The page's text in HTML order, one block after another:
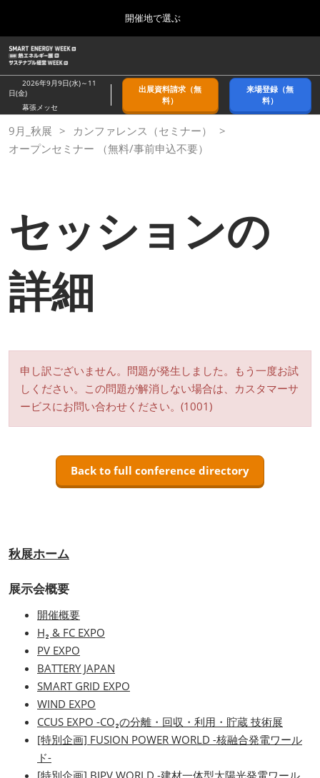
ッ
プ
し
て
進
む
to
close
the
menu.
開催地で選ぶ
幕張メッセ/Makuhari Messe, Japan
2026年09月09日
幕張メッセ/Makuhari Messe, Japan
インテックス大阪/INTEX Osaka
3月_春展
ー
バ
ル
ナ
ビ
ゲ
ー
り
た
2026年9月9日(水)～11
日(金)
幕張メッセ
出展資料請求（無
料）
来場登録（無
料）
9月_秋展
カンファレンス（セミナー）
オープンセミナー （無料/事前申込不要）
セッションの
詳細
申し訳ございません。問題が発生しました。もう一度お試
しください。この問題が解消しない場合は、カスタマーサ
ービスにお問い合わせください。(1001)
Back to full conference directory
秋展ホーム
展示会概要
開催概要
H₂ & FC EXPO
PV EXPO
BATTERY JAPAN
SMART GRID EXPO
WIND EXPO
CCUS EXPO -CO₂の分離・回収・利用・貯蔵 技術展
[特別企画] FUSION POWER WORLD -核融合発電ワール
ド-
[特別企画] BIPV WORLD -建材一体型太陽光発電ワール